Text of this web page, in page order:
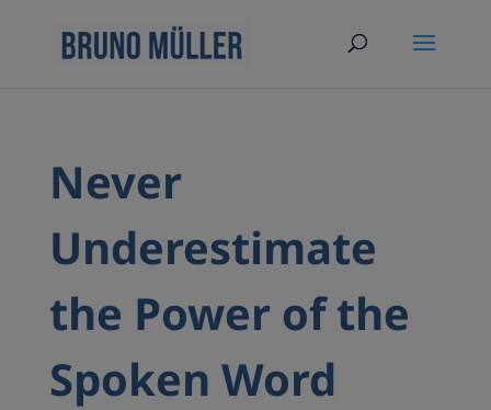
Never
Underestimate
the Power of the
Spoken Word